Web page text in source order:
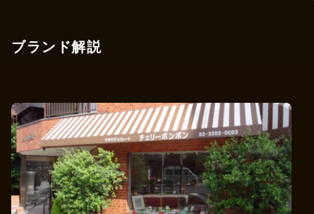
ブランド解説